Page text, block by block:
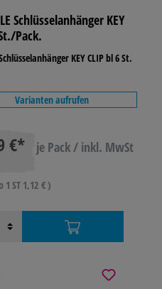
Schlüsselanhänger KEY
Pack.
KEY CLIP bl 6 St.
Varianten aufrufen
€* je Pack / inkl. MwSt
1 ST 1,12 € )